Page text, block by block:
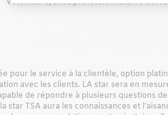
pour le service à la clientèle, option
avec les clients. LA star sera en
de répondre à plusieurs questions
star TSA aura les connaissances et